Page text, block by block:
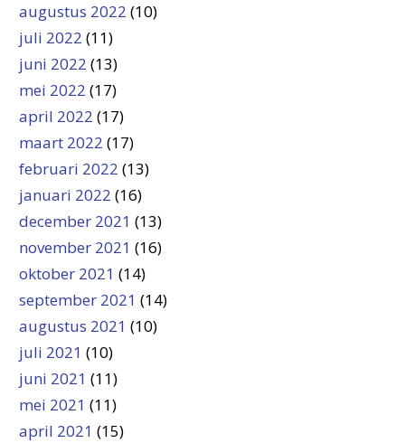
augustus 2022 (10)
juli 2022 (11)
juni 2022 (13)
mei 2022 (17)
april 2022 (17)
maart 2022 (17)
februari 2022 (13)
januari 2022 (16)
december 2021 (13)
november 2021 (16)
oktober 2021 (14)
september 2021 (14)
augustus 2021 (10)
juli 2021 (10)
juni 2021 (11)
mei 2021 (11)
april 2021 (15)